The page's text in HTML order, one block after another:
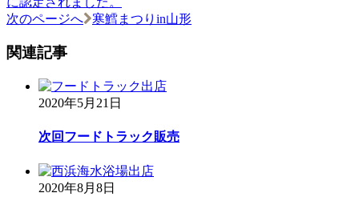
次のページへ
寒鱈まつりin山形
関連記事
2020年5月21日
次回フードトラック販売
2020年8月8日